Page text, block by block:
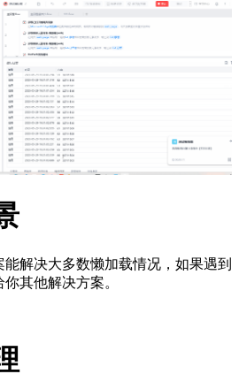
解决大多数懒加载情况，如果遇到
其他解决方案。